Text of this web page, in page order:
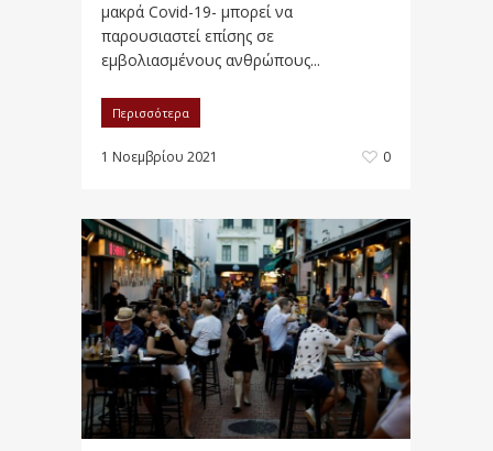
μακρά Covid-19- μπορεί να
παρουσιαστεί επίσης σε
εμβολιασμένους ανθρώπους...
Περισσότερα
1 Νοεμβρίου 2021 0